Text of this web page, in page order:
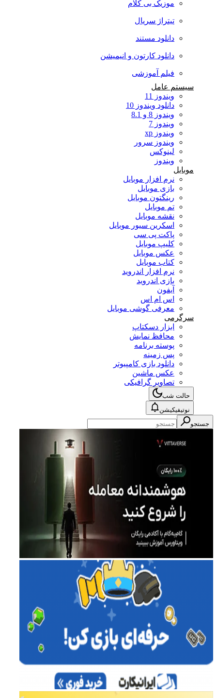
موزیک بی کلام
تیتراژ سریال
دانلود مستند
دانلود کارتون و انیمیشن
فیلم آموزشی
سیستم عامل
ویندوز 11
دانلود ویندوز 10
ویندوز 8 و 8.1
ویندوز 7
ویندوز xp
ویندوز سرور
لینوکس
ویندوز
موبایل
نرم افزار موبایل
بازی موبایل
رینگتون موبایل
تم موبایل
نقشه موبایل
اسکرین سیور موبایل
پاکت پی سی
کلیپ موبایل
عکس موبایل
کتاب موبایل
نرم افزار اندروید
بازی اندروید
آیفون
اس ام اس
معرفی گوشی موبایل
سرگرمی
ابزار دسکتاپ
محافظ نمایش
پوسته برنامه
پس زمینه
دانلود بازی کامپیوتر
عکس ماشین
تصاویر گرافیکی
حالت شب
نوتیفیکیشن
جستجو